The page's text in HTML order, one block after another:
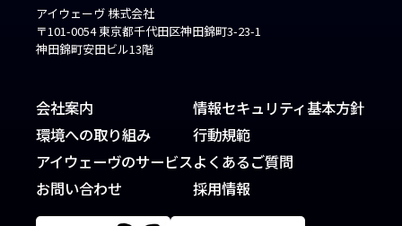
アイウェーヴ 株式会社
〒101-0054 東京都千代田区神田錦町3-23-1
神田錦町安田ビル13階
会社案内
環境への取り組み
アイウェーヴのサービス
お問い合わせ
情報セキュリティ基本方針
行動規範
よくあるご質問
採用情報